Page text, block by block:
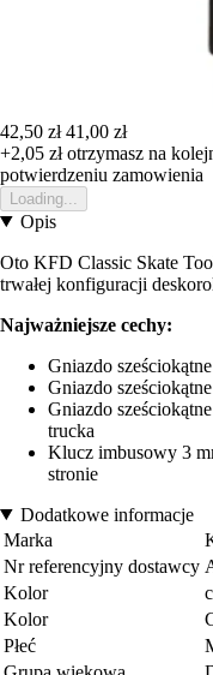
42,50 zł 41,00 zł
+2,05 złotrzymasz na
potwierdzeniu zamowienia
Loading...
Opis
Oto KFD Classic Skate
trwałej konfiguracji
Najważniejsze cechy:
Gniazdo
Gniazdo
Gniazdo
trucka
Klucz imbusowy 3
stronie
Dodatkowe informacje
Marka
Nr referencyjny dostawcy
Kolor
Kolor
Płeć